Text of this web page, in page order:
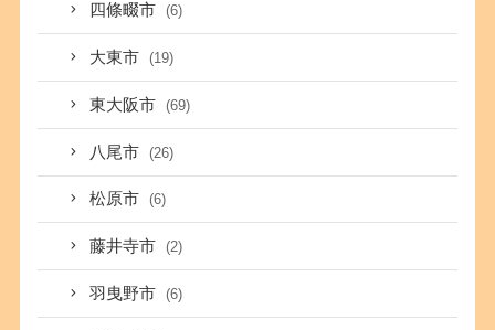
四條畷市 (6)
大東市 (19)
東大阪市 (69)
八尾市 (26)
松原市 (6)
藤井寺市 (2)
羽曳野市 (6)